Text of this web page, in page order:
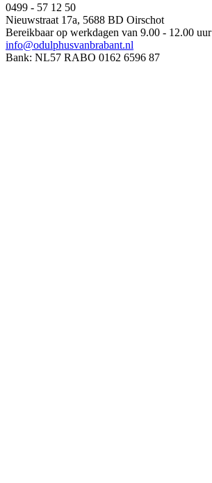
0499 - 57 12 50
Nieuwstraat 17a, 5688 BD Oirschot
Bereikbaar op werkdagen van 9.00 - 12.00 uur
info@odulphusvanbrabant.nl
Bank: NL57 RABO 0162 6596 87